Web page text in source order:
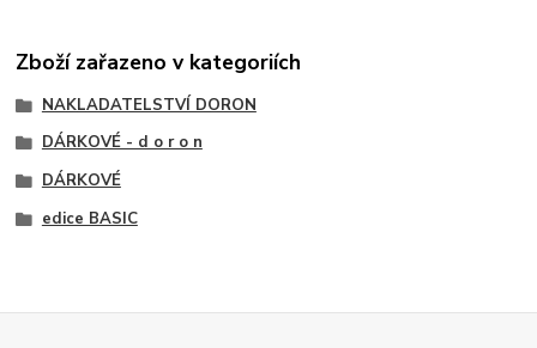
Zboží zařazeno v kategoriích
NAKLADATELSTVÍ DORON
DÁRKOVÉ - d o r o n
DÁRKOVÉ
edice BASIC